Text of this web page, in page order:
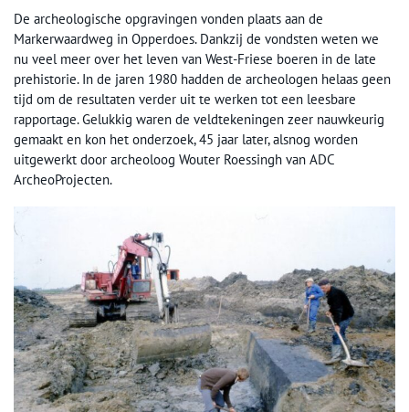
De archeologische opgravingen vonden plaats aan de
Markerwaardweg in Opperdoes. Dankzij de vondsten weten we
nu veel meer over het leven van West-Friese boeren in de late
prehistorie. In de jaren 1980 hadden de archeologen helaas geen
tijd om de resultaten verder uit te werken tot een leesbare
rapportage. Gelukkig waren de veldtekeningen zeer nauwkeurig
gemaakt en kon het onderzoek, 45 jaar later, alsnog worden
uitgewerkt door archeoloog Wouter Roessingh van ADC
ArcheoProjecten.